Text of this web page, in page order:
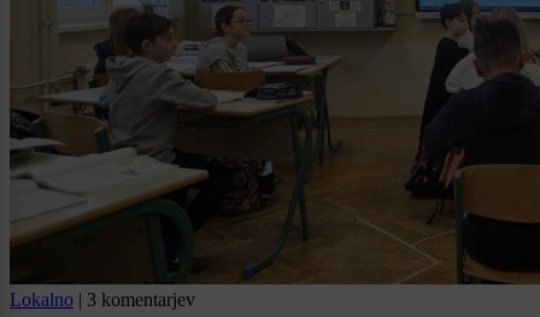
Lokalno | 3 komentarjev